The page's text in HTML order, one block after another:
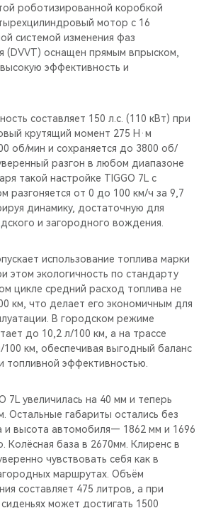
роботизированной коробкой
мотор с 16
системой изменения фаз
(DVVT) оснащен прямым впрыском,
эффективность и
составляет 150 л.с. (110 кВт) при
крутящий момент 275 Н·м
об/мин и сохраняется до 3800 об/
разгон в любом диапазоне
такой настройке TIGGO 7L с
разгоняется от 0 до 100 км/ч за 9,7
динамику, достаточную для
и загородного вождения.
использование топлива марки
этом экологичность по стандарту
цикле средний расход топлива не
км, что делает его экономичным для
В городском режиме
до 10,2 л/100 км, а на трассе
км, обеспечивая выгодный баланс
топливной эффективностью.
7L увеличилась на 40 мм и теперь
Остальные габариты остались без
и высота автомобиля— 1862 мм и 1696
Колёсная база в 2670мм. Клиренс в
чувствовать себя как в
маршрутах. Объём
составляет 475 литров, а при
может достигать 1500